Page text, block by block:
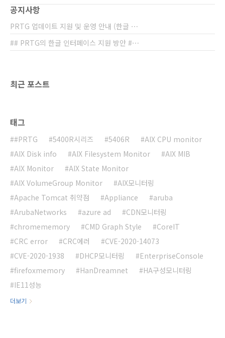
공지사항
PRTG 업데이트 지원 및 운영 안내 (한글 ⋯
## PRTG의 한글 인터페이스 지원 방안 #⋯
최근 포스트
태그
#PRTG 5400R시리즈 5406R
AIX CPU monitor
AIX Disk info
AIX Filesystem Monitor
AIX MIB
AIX Monitor
AIX State Monitor
AIX VolumeGroup Monitor
AIX모니터링
Apache Tomcat 취약점
Appliance
aruba
ArubaNetworks
azure ad
CDN모니터링
chromememory
CMD Graph Style
CoreIT
CRC error
CRC에러
CVE-2020-14073
CVE-2020-1938
DHCP모니터링
EnterpriseConsole
firefoxmemory
HanDreamnet
HA구성모니터링
IE11성능
더보기